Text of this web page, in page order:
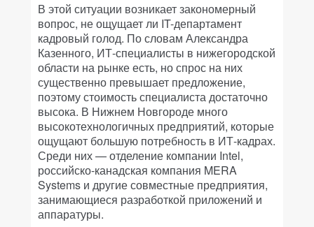
В этой ситуации возникает закономерный
вопрос, не ощущает ли IT-департамент
кадровый голод. По словам Александра
Казенного, ИТ-специалисты в нижегородской
области на рынке есть, но спрос на них
существенно превышает предложение,
поэтому стоимость специалиста достаточно
высока. В Нижнем Новгороде много
высокотехнологичных предприятий, которые
ощущают большую потребность в ИТ-кадрах.
Среди них — отделение компании Intel,
российско-канадская компания MERA
Systems и другие совместные предприятия,
занимающиеся разработкой приложений и
аппаратуры.